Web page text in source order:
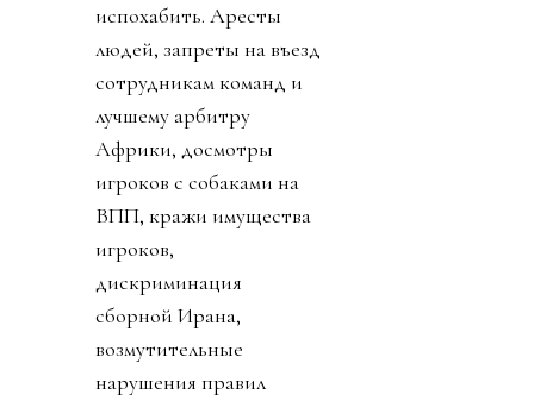
испохабить. Аресты
людей, запреты на въезд
сотрудникам команд и
лучшему арбитру
Африки, досмотры
игроков с собаками на
ВПП, кражи имущества
игроков,
дискриминация
сборной Ирана,
возмутительные
нарушения правил